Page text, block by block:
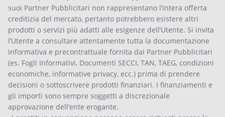
suoi Partner Pubblicitari non rappresentano l’intera offerta
creditizia del mercato, pertanto potrebbero esistere altri
prodotti o servizi più adatti alle esigenze dell’Utente. Si invita
l’Utente a consultare attentamente tutta la documentazione
informativa e precontrattuale fornita dai Partner Pubblicitari
(es. Fogli Informativi, Documenti SECCI, TAN, TAEG, condizioni
economiche, informative privacy, ecc.) prima di prendere
decisioni o sottoscrivere prodotti finanziari. I finanziamenti e
gli importi sono sempre soggetti a discrezionale
approvazione dell’ente erogante.